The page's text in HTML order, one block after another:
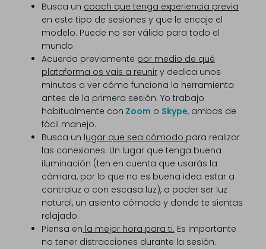
Busca un coach que tenga experiencia previa
en este tipo de sesiones y que le encaje el
modelo. Puede no ser válido para todo el
mundo.
Acuerda previamente por medio de qué
plataforma os vais a reunir y dedica unos
minutos a ver cómo funciona la herramienta
antes de la primera sesión. Yo trabajo
habitualmente con Zoom o Skype, ambas de
fácil manejo.
Busca un lugar que sea cómodo para realizar
las conexiones. Un lugar que tenga buena
iluminación (ten en cuenta que usarás la
cámara, por lo que no es buena idea estar a
contraluz o con escasa luz), a poder ser luz
natural, un asiento cómodo y donde te sientas
relajado.
Piensa en la mejor hora para ti. Es importante
no tener distracciones durante la sesión.